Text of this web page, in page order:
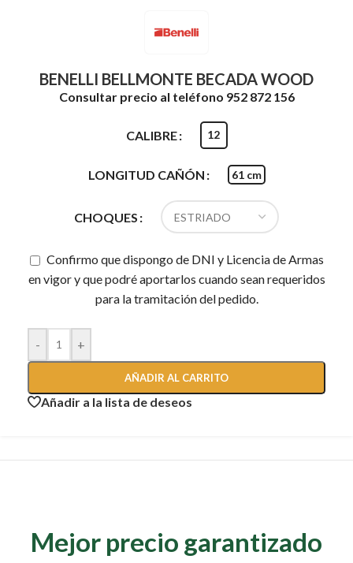
BENELLI BELLMONTE BECADA WOOD
Consultar precio al teléfono 952 872 156
CALIBRE 12
LONGITUD CAÑÓN 61 cm
CHOQUES
Confirmo que dispongo de DNI y Licencia de Armas
en vigor y que podré aportarlos cuando sean requeridos
para la tramitación del pedido.
- +
AÑADIR AL CARRITO
Añadir a la lista de deseos
Mejor precio garantizado